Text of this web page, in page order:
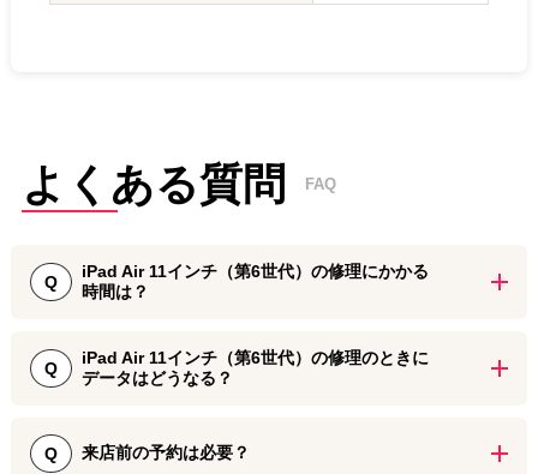
よくある質問 FAQ
Q
iPad Air 11インチ（第6世代）の修理にかかる
時間は？
りますが約3時間ほどで対応しており、基本的には即日お返しが可能
です。バッテリー交換などのパーツ交換は最短1日で承っておりま
合もございますので、お急ぎの際は事前にお近くのiPhone修理ダイ
ワンテレコム店舗へお問い合わせください。
Q
iPad Air 11インチ（第6世代）の修理のときに
データはどうなる？
理後にはすぐに普段通りiPadをお使いいただけます。
Q 来店前の予約は必要？